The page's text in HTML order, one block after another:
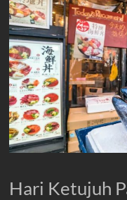
Hari Ketujuh